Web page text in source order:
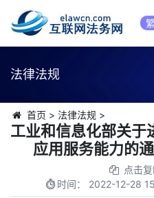
法律法规
首页 > 法律法规 >
工业和信息化部关于
应用服务能力的
点击
时间： 2022-12-28